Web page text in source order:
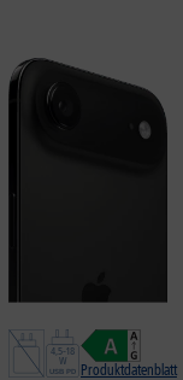
Produktdatenblatt